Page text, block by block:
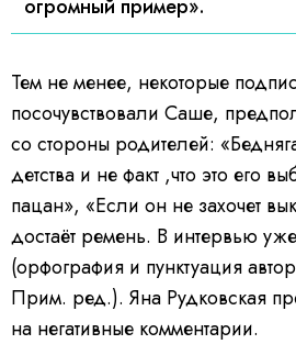
огромный пример».
Тем не менее, некоторые
посочувствовали Саше,
со стороны родителей:
детства и не факт ,что это его
пацан», «Если он не захочет
достаёт ремень. В интервью
(орфография и пунктуация
Прим. ред.). Яна Рудковская
на негативные комментарии.